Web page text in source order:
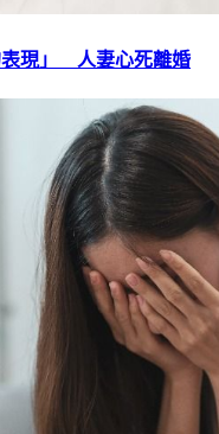
表現」 人妻心死離婚